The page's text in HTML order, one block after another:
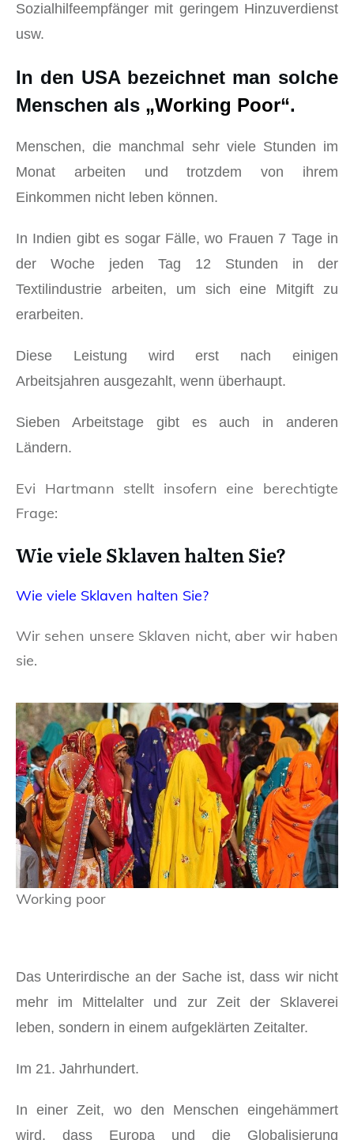
Sozialhilfeempfänger mit geringem Hinzuverdienst
usw.
In den USA bezeichnet man solche
Menschen als „Working Poor“.
Menschen, die manchmal sehr viele Stunden im
Monat arbeiten und trotzdem von ihrem
Einkommen nicht leben können.
In Indien gibt es sogar Fälle, wo Frauen 7 Tage in
der Woche jeden Tag 12 Stunden in der
Textilindustrie arbeiten, um sich eine Mitgift zu
erarbeiten.
Diese Leistung wird erst nach einigen
Arbeitsjahren ausgezahlt, wenn überhaupt.
Sieben Arbeitstage gibt es auch in anderen
Ländern.
Evi Hartmann stellt insofern eine berechtigte
Frage:
Wie viele Sklaven halten Sie?
Wie viele Sklaven halten Sie?
Wir sehen unsere Sklaven nicht, aber wir haben
sie.
Working poor
Das Unterirdische an der Sache ist, dass wir nicht
mehr im Mittelalter und zur Zeit der Sklaverei
leben, sondern in einem aufgeklärten Zeitalter.
Im 21. Jahrhundert.
In einer Zeit, wo den Menschen eingehämmert
wird, dass Europa und die Globalisierung